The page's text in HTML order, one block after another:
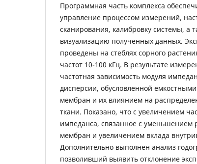
Программная часть комплекса
управление процессом измерений,
сканирования, калибровку системы, а
визуализацию полученных данных.
проведены на стеблях сорного
частот 10-100 кГц. В результате
частотная зависимость модуля
дисперсии, обусловленной
мембран и их влиянием на
ткани. Показано, что с увеличением
импеданса, связанное с уменьшением
мембран и увеличением вклада
Дополнительно выполнен анализ
позволивший выявить отклонение